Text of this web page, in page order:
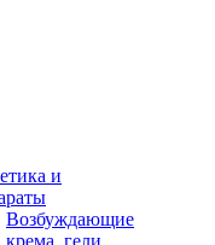
и
Возбуждающие
крема, гели